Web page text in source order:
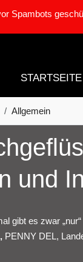
Spambots
STARTSEITE
Allgemein
und
gibt es zwar
, PENNY DEL,